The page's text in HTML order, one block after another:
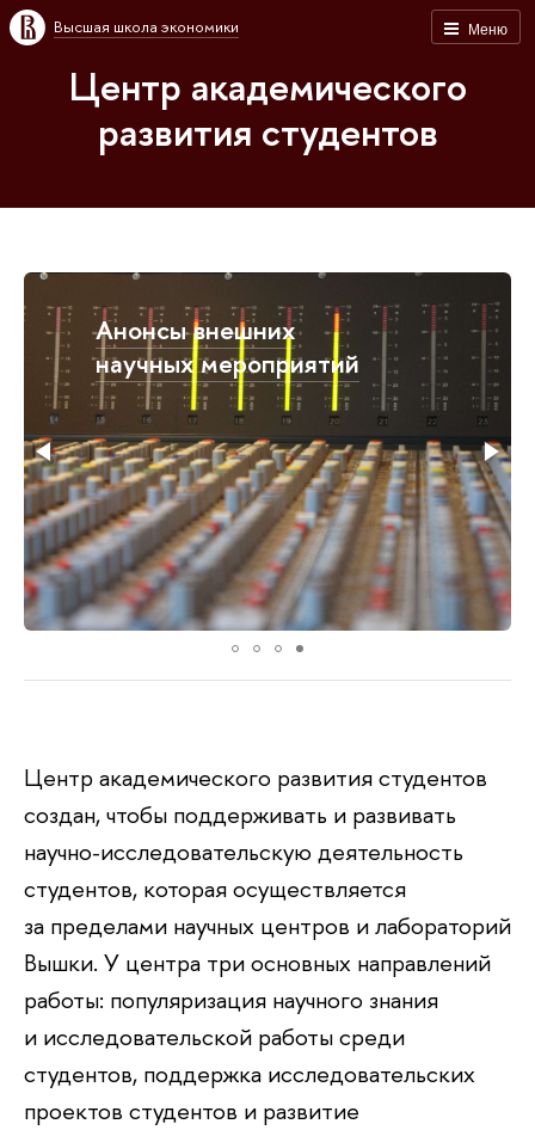
Меню
Высшая школа экономики
Центр академического
развития студентов
Анонсы внешних
научных мероприятий
Центр академического развития студентов
создан, чтобы поддерживать и развивать
научно-исследовательскую деятельность
студентов, которая осуществляется
за пределами научных центров и лабораторий
Вышки. У центра три основных направлений
работы: популяризация научного знания
и исследовательской работы среди
студентов, поддержка исследовательских
проектов студентов и развитие